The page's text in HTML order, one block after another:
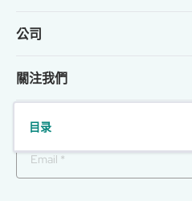
目录
公司
關注我們
時事通訊